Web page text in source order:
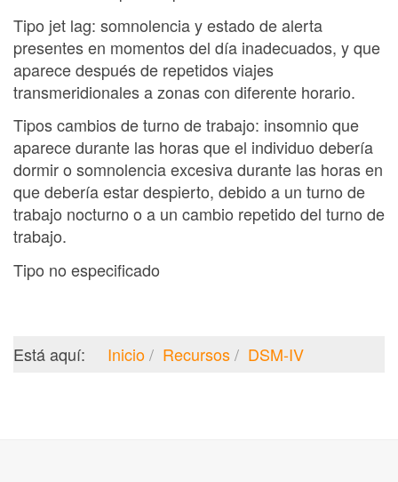
Tipo jet lag: somnolencia y estado de alerta
presentes en momentos del día inadecuados, y que
aparece después de repetidos viajes
transmeridionales a zonas con diferente horario.
Tipos cambios de turno de trabajo: insomnio que
aparece durante las horas que el individuo debería
dormir o somnolencia excesiva durante las horas en
que debería estar despierto, debido a un turno de
trabajo nocturno o a un cambio repetido del turno de
trabajo.
Tipo no especificado
Está aquí: Inicio Recursos DSM-IV